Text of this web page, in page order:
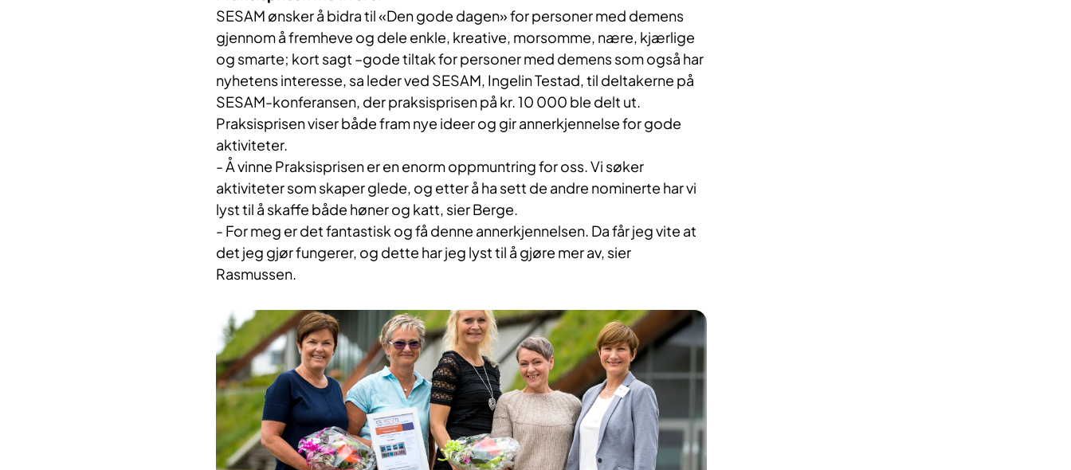
SESAM ønsker å bidra til «Den gode dagen» for personer med demens
gjennom å fremheve og dele enkle, kreative, morsomme, nære, kjærlige
og smarte; kort sagt –gode tiltak for personer med demens som også har
nyhetens interesse, sa leder ved SESAM, Ingelin Testad, til deltakerne på
SESAM-konferansen, der praksisprisen på kr. 10 000 ble delt ut.
Praksisprisen viser både fram nye ideer og gir annerkjennelse for gode
aktiviteter.
- Å vinne Praksisprisen er en enorm oppmuntring for oss. Vi søker
aktiviteter som skaper glede, og etter å ha sett de andre nominerte har vi
lyst til å skaffe både høner og katt, sier Berge.
- For meg er det fantastisk og få denne annerkjennelsen. Da får jeg vite at
det jeg gjør fungerer, og dette har jeg lyst til å gjøre mer av, sier
Rasmussen.